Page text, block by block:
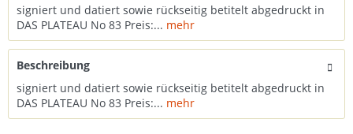
signiert und datiert sowie rückseitig betitelt abgedruckt in
DAS PLATEAU No 83 Preis:... mehr
Beschreibung
signiert und datiert sowie rückseitig betitelt abgedruckt in
DAS PLATEAU No 83 Preis:... mehr